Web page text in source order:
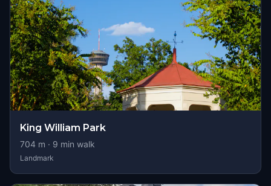
King William Park
704 m · 9 min walk
Landmark